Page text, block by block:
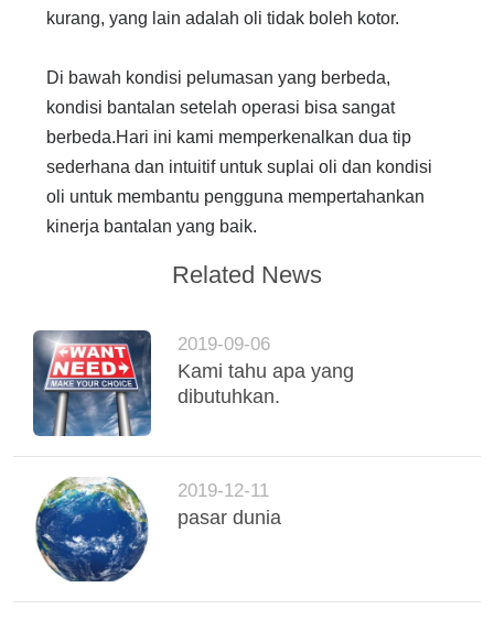
kurang, yang lain adalah oli tidak boleh kotor.
Di bawah kondisi pelumasan yang berbeda,
kondisi bantalan setelah operasi bisa sangat
berbeda.Hari ini kami memperkenalkan dua tip
sederhana dan intuitif untuk suplai oli dan kondisi
oli untuk membantu pengguna mempertahankan
kinerja bantalan yang baik.
Related News
2019-09-06
Kami tahu apa yang
dibutuhkan.
2019-12-11
pasar dunia